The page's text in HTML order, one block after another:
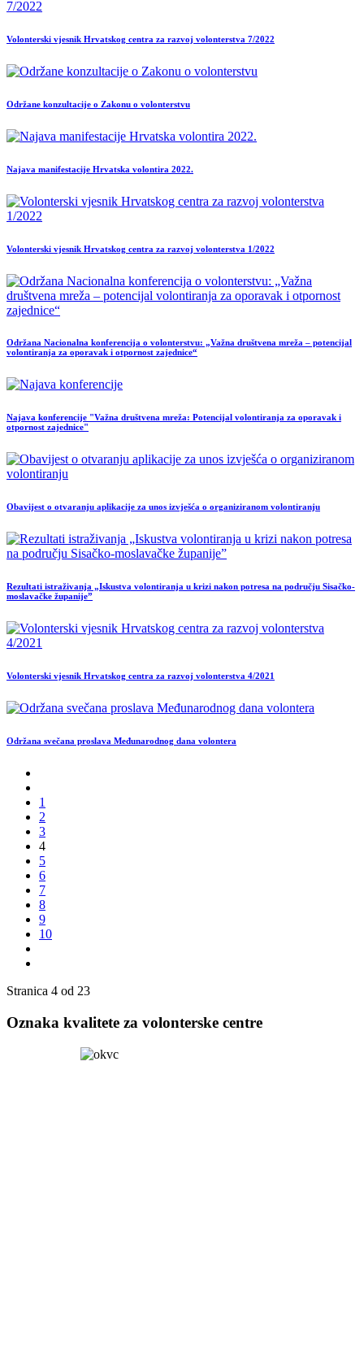
Volonterski vjesnik Hrvatskog centra za razvoj volonterstva 7/2022
Održane konzultacije o Zakonu o volonterstvu
Najava manifestacije Hrvatska volontira 2022.
Volonterski vjesnik Hrvatskog centra za razvoj volonterstva 1/2022
Održana Nacionalna konferencija o volonterstvu: „Važna društvena mreža – potencijal
volontiranja za oporavak i otpornost zajednice“
Najava konferencije "Važna društvena mreža: Potencijal volontiranja za oporavak i
otpornost zajednice"
Obavijest o otvaranju aplikacije za unos izvješća o organiziranom volontiranju
Rezultati istraživanja „Iskustva volontiranja u krizi nakon potresa na području Sisačko-
moslavačke županije”
Volonterski vjesnik Hrvatskog centra za razvoj volonterstva 4/2021
Održana svečana proslava Međunarodnog dana volontera
1
2
3
4
5
6
7
8
9
10
Stranica 4 od 23
Oznaka kvalitete za volonterske centre